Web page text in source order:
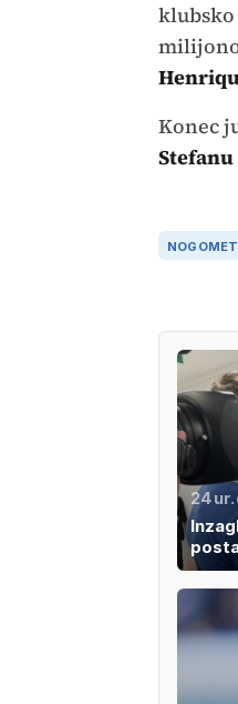
klubsko
Konec
NOGOMET